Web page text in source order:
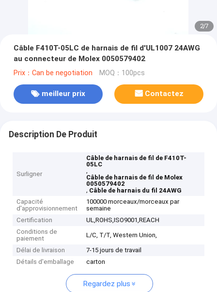
2/7
Câble F410T-05LC de harnais de fil d'UL1007 24AWG
au connecteur de Molex 0050579402
Prix：Can be negotiation MOQ：100pcs
meilleur prix Contactez
Description De Produit
Surligner
Câble de harnais de fil de F410T-
05LC
,
Câble de harnais de fil de Molex
0050579402
, Câble de harnais du fil 24AWG
Capacité
d'approvisionnement
100000 morceaux/morceaux par
semaine
Certification
UL,ROHS,ISO9001,REACH
Conditions de
paiement
L/C, T/T, Western Union,
Délai de livraison
7-15 jours de travail
Détails d'emballage
carton
Regardez plus